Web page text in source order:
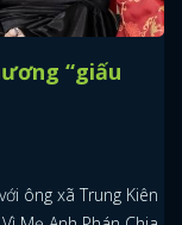
“giấu
ông xã Trung Kiên